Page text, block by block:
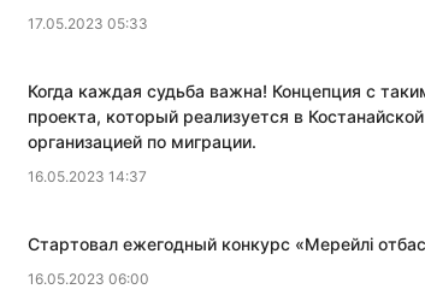
17.05.2023 05:33
Когда каждая судьба важна! Концепция с
проекта, который реализуется в
организацией по миграции.
16.05.2023 14:37
​Стартовал ежегодный конкурс «Мерейлi
16.05.2023 06:00